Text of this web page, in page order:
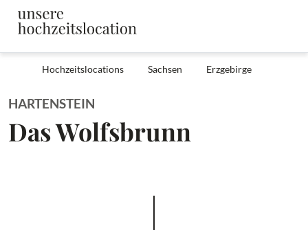
Hochzeitslocations Sachsen Erzgebirge
HARTENSTEIN
Das Wolfsbrunn